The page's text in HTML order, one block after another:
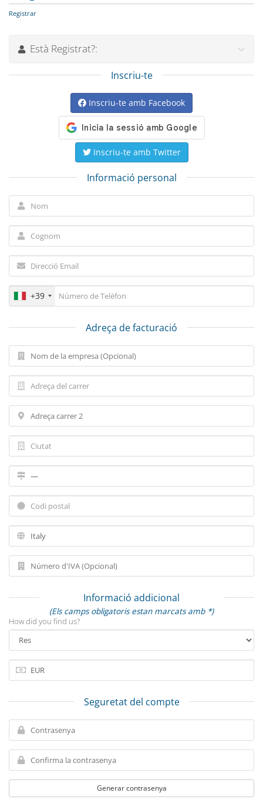
Registrar
Està Registrat?:
Inscriu-te
Inscriu-te amb Facebook
Inscriu-te amb Twitter
Informació personal
+39
Adreça de facturació
Informació addicional
(Els camps obligatoris estan marcats amb *)
How did you find us?
Seguretat del compte
Generar contrasenya